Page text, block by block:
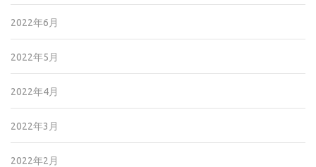
2022年6月
2022年5月
2022年4月
2022年3月
2022年2月